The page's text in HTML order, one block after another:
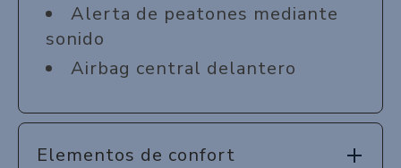
Alerta de peatones mediante
sonido
Airbag central delantero
Elementos de confort